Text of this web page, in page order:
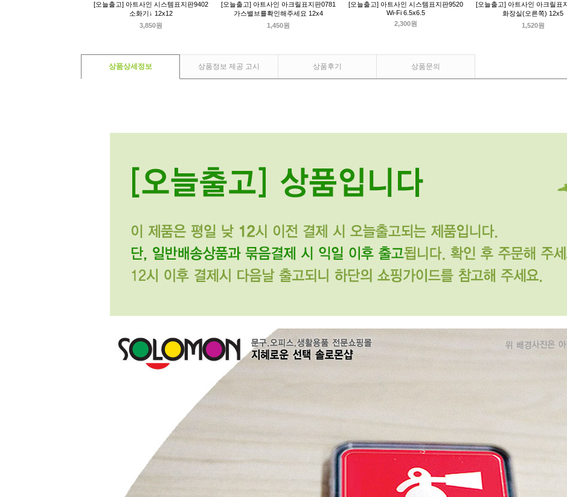
[오늘출고] 아트사인 시스템표지판9402
소화기↓ 12x12
3,850원
[오늘출고] 아트사인 아크릴표지판0781
가스밸브를확인해주세요 12x4
1,450원
[오늘출고] 아트사인 시스템표지판9520
Wi-Fi 6.5x6.5
2,300원
[오늘출고] 아트사인 아크릴표
화장실(오른쪽) 12x5
1,520원
상품상세정보 상품정보 제공 고시 상품후기 상품문의